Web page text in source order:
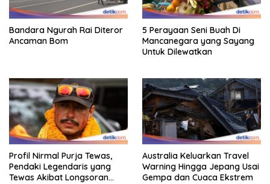
Bandara Ngurah Rai Diteror
Ancaman Bom
5 Perayaan Seni Buah Di
Mancanegara yang Sayang
Untuk Dilewatkan
Profil Nirmal Purja Tewas,
Pendaki Legendaris yang
Tewas Akibat Longsoran
Australia Keluarkan Travel
Warning Hingga Jepang Usai
Gempa dan Cuaca Ekstrem